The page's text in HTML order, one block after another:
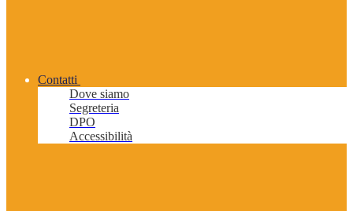
Contatti
Dove siamo
Segreteria
DPO
Accessibilità